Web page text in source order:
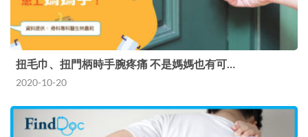
扭毛巾、扭門柄時手腕疼痛 不是媽媽也有可…
2020-10-20